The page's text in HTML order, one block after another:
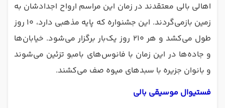
اهالی بالی معتقدند در زمان این مراسم ارواح اجدادشان به
زمین بازمی‌گردند. این جشنواره که پایه مذهبی دارد، ۱۰ روز
طول می‌کشد و هر ۲۱۰ روز یک‌بار برگزار می‌شود. خیابان‌ها
و جاده‌ها در این زمان با فانوس‌های بامبو تزئین می‌شوند
و بانوان جزیره با سبدهای میوه صف می‌کشند.
فستیوال موسیقی بالی